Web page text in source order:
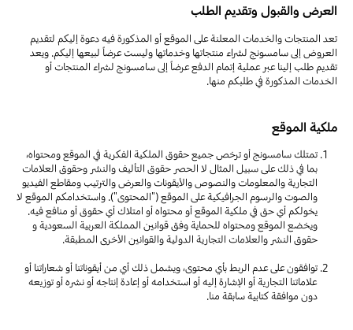
العرض والقبول وتقديم الطلب
تعد المنتجات والخدمات المعلنة على الموقع أو المذكورة فيه دعوة إليكم لتقديم
العروض إلى سامسونج لشراء منتجاتها وخدماتها وليست عرضاً لبيعها إليكم. ويعد
تقديم طلب إلينا عبر عملية إتمام الدفع عرضاً إلى سامسونج لشراء المنتجات أو
الخدمات المذكورة في طلبكم منها.
ملكية الموقع
تمتلك سامسونج أو ترخص جميع حقوق الملكية الفكرية في الموقع ومحتواه،
بما في ذلك على سبيل المثال لا الحصر حقوق التأليف والنشر وحقوق العلامات
التجارية والمعلومات والنصوص والأيقونات والعرض والترتيب ومقاطع الفيديو
والصوت والرسوم الجرافيكية على الموقع ("المحتوى"). واستخدامكم الموقع لا
يخولكم أي حق في ملكية الموقع أو محتواه أو امتلاك أي حقوق أو منافع فيه.
ويخضع الموقع ومحتواه للحماية وفق قوانين المملكة العربية السعودية و
حقوق النشر والعلامات التجارية الدولية والقوانين الأخرى المطبقة.
توافقون على عدم الربط بأي محتوى، ويشمل ذلك أي من أيقوناتنا أو شعاراتنا أو
علاماتنا التجارية أو الإشارة إليه أو استخدامه أو إعادة إنتاجه أو نشره أو توزيعه
دون موافقة كتابية سابقة منا.